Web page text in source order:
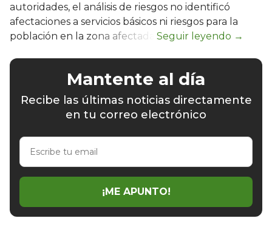
autoridades, el análisis de riesgos no identificó
afectaciones a servicios básicos ni riesgos para la
población en la zona afectada.
Mantente al día
Recibe las últimas noticias directamente
en tu correo electrónico
Escribe
email
¡ME APUNTO!